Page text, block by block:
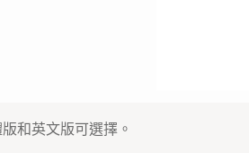
和英文版可選擇。